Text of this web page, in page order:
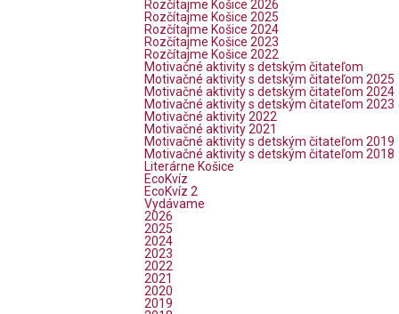
Rozčítajme Košice 2026
Rozčítajme Košice 2025
Rozčítajme Košice 2024
Rozčítajme Košice 2023
Rozčítajme Košice 2022
Motivačné aktivity s detským čitateľom
Motivačné aktivity s detským čitateľom 2025
Motivačné aktivity s detským čitateľom 2024
Motivačné aktivity s detským čitateľom 2023
Motivačné aktivity 2022
Motivačné aktivity 2021
Motivačné aktivity s detským čitateľom 2019
Motivačné aktivity s detským čitateľom 2018
Literárne Košice
EcoKvíz
EcoKvíz 2
Vydávame
2026
2025
2024
2023
2022
2021
2020
2019